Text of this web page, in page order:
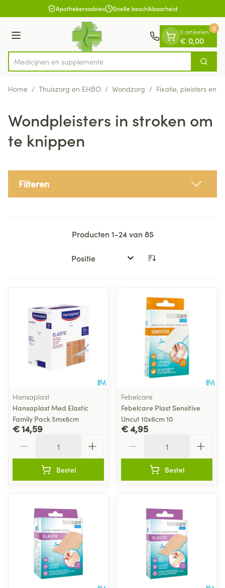
Ga naar de inhoudApothekersadvies Snelle beschikbaarheid
Menu
Product, merk, categorie...
Medic Zoek
0 artikelen
€ 0,00
0
Home / Thuiszorg en EHBO / Wondzorg / Fixatie, pleisters en
Wondpleisters in stroken om
te knippen
Filteren
Producten1-24van85
Sorteer op:
Hansaplast
Hansaplast Med Elastic
Family Pack 5mx6cm
€ 14,59
Bestel
Febelcare
Febelcare Plast Sensitive
Uncut 10x6cm 10
€ 4,95
Bestel